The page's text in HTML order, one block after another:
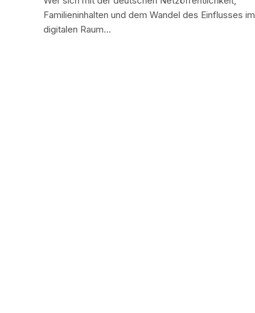
Familieninhalten und dem Wandel des Einflusses im
digitalen Raum…